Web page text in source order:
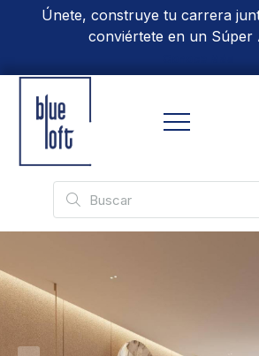
Únete, construye tu carrera
conviértete en un Súper